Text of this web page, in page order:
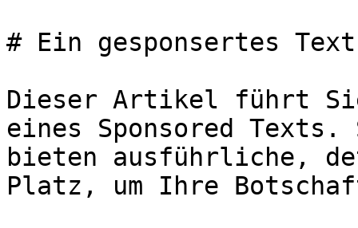
# Ein gesponsertes
Dieser Artikel führt
eines Sponsored Texts.
bieten ausführliche,
Platz, um Ihre